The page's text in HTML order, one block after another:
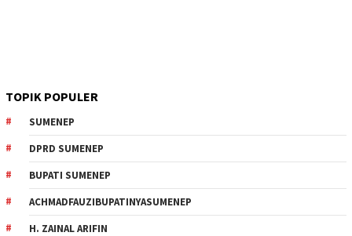
TOPIK POPULER
SUMENEP
DPRD SUMENEP
BUPATI SUMENEP
ACHMADFAUZIBUPATINYASUMENEP
H. ZAINAL ARIFIN